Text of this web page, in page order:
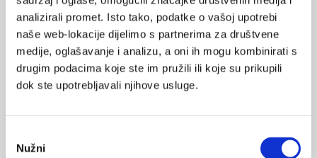
analizirali promet. Isto tako, podatke o vašoj upotrebi
naše web-lokacije dijelimo s partnerima za društvene
medije, oglašavanje i analizu, a oni ih mogu kombinirati s
drugim podacima koje ste im pružili ili koje su prikupili
dok ste upotrebljavali njihove usluge.
pristanka
Nužni
emocije, ali istovremeno osjeća snažan strah ili žaljenje ako to
učini. Kod muškaraca je ovaj konflikt izraženiji zbog društvenih
normi („muškarci ne plaču“), što stvara začarani krug – što je
veća depresija, to je veći strah od njezina pokazivanja.
Mrežni pristup ne gleda na depresiju kao na jedan entitet, već
retardacija (osjećaj usporenosti) ključni čimbenici koji „drže“